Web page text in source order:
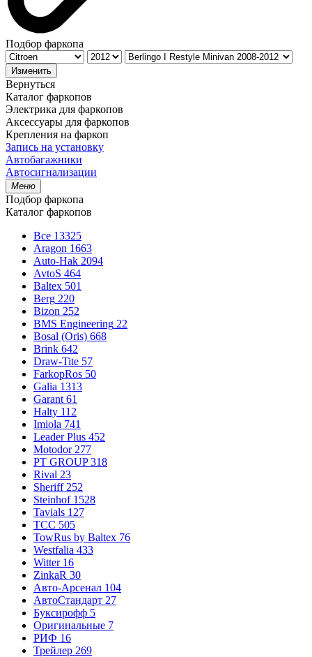
Подбор фаркопа
Изменить
Вернуться
Каталог фаркопов
Электрика для фаркопов
Аксессуары для фаркопов
Крепления на фаркоп
Запись на установку
Автобагажники
Автосигнализации
Меню
Подбор фаркопа
Каталог фаркопов
Все 13325
Aragon 1663
Auto-Hak 2094
AvtoS 464
Baltex 501
Berg 220
Bizon 252
BMS Engineering 22
Bosal (Oris) 668
Brink 642
Draw-Tite 57
FarkopRos 50
Galia 1313
Garant 61
Halty 112
Imiola 741
Leader Plus 452
Motodor 277
PT GROUP 318
Rival 23
Sheriff 252
Steinhof 1528
Tavials 127
TCC 505
TowRus by Baltex 76
Westfalia 433
Witter 16
ZinkaR 30
Авто-Арсенал 104
АвтоСтандарт 27
Буксирофф 5
Оригинальные 7
РИФ 16
Трейлер 269